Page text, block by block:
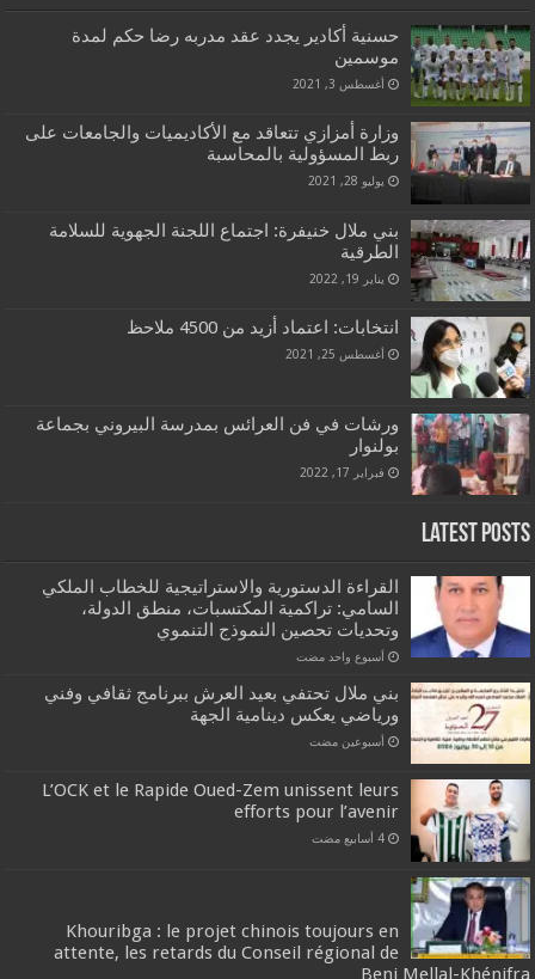
حسنية أكادير يجدد عقد مدربه رضا حكم لمدة
موسمين
أغسطس 3, 2021
وزارة أمزازي تتعاقد مع الأكاديميات والجامعات على
ربط المسؤولية بالمحاسبة
يوليو 28, 2021
بني ملال خنيفرة: اجتماع اللجنة الجهوية للسلامة
الطرقية
يناير 19, 2022
انتخابات: اعتماد أزيد من 4500 ملاحظ
أغسطس 25, 2021
ورشات في فن العرائس بمدرسة البيروني بجماعة
بولنوار
فبراير 17, 2022
Latest
القراءة الدستورية والاستراتيجية للخطاب الملكي
السامي: تراكمية المكتسبات، منطق الدولة،
وتحديات تحصين النموذج التنموي
‏أسبوع واحد مضت
بني ملال تحتفي بعيد العرش ببرنامج ثقافي وفني
ورياضي يعكس دينامية الجهة
‏أسبوعين مضت
L’OCK et le Rapide Oued-Zem unissent leurs
efforts pour l’avenir
‏4 أسابيع مضت
Khouribga : le projet chinois toujours en
attente, les retards du Conseil régional de
Beni Mellal-